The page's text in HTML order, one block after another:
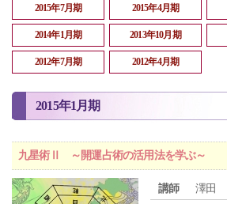
2015年7月期 2015年4月期
2014年1月期 2013年10月期
2012年7月期 2012年4月期
2015年1月期
九星術Ⅱ ～開運占術の活用法を学ぶ～
講師
澤田